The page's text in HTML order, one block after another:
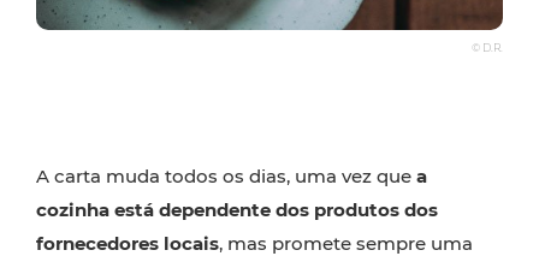
© D.R.
A carta muda todos os dias, uma vez que a
cozinha está dependente dos produtos dos
fornecedores locais, mas promete sempre uma